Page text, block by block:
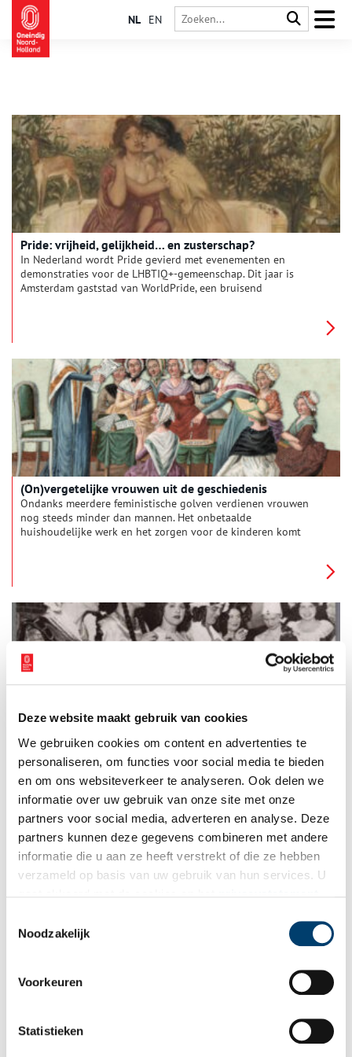
Deze website maakt gebruik van cookies
We gebruiken cookies om content en advertenties te
personaliseren, om functies voor social media te bieden
en om ons websiteverkeer te analyseren. Ook delen we
informatie over uw gebruik van onze site met onze
partners voor social media, adverteren en analyse. Deze
partners kunnen deze gegevens combineren met andere
informatie die u aan ze heeft verstrekt of die ze hebben
verzameld op basis van uw gebruik van hun services. U
Noodzakelijk
Voorkeuren
Statistieken
NL EN
Pride: vrijheid, gelijkheid… en zusterschap?
In Nederland wordt Pride gevierd met evenementen en
demonstraties voor de LHBTIQ+-gemeenschap. Dit jaar is
Amsterdam gaststad van WorldPride, een bruisend
te maken. Welke verhalen over vrouwenliefde zijn wél bewaard
gebleven?
(On)vergetelijke vrouwen uit de geschiedenis
Ondanks meerdere feministische golven verdienen vrouwen
nog steeds minder dan mannen. Het onbetaalde
huishoudelijke werk en het zorgen voor de kinderen komt
stempel gedrukt op de maatschappij. Tijd om de balans op te
maken en een aantal van deze onvergetelijke vrouwen voor
het voetlicht te brengen.
Op 28 februari 1931 vond er een spektakel plaats in het
Stedelijk Museum in Amsterdam. Een historische modeshow
van heldinnen, georganiseerd door de feministes en
Amsterdamse dames. Het was het adembenemende slotstuk
van een campagne om in tijden van economische malaise
fondsen te werven voor de internationale vrouwenbeweging.
Tesselschade kijkt al 150 jaar om naar de ander
Menig Haarlemmer kent Tesselschade alleen van de
etalage, is al bijna even oud als de vereniging zelf. Sinds 1871
ondersteunt Tesselschade vrouwen bij het zelfstandig werken